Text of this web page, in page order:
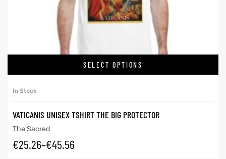
SELECT OPTIONS
In Stock
VATICANIS UNISEX TSHIRT THE BIG PROTECTOR
The Sacred
€25.26–€45.56